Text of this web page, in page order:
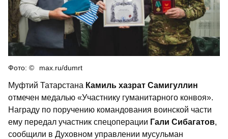
max.ru/dumrt
Муфтий Татарстана Камиль хазрат Самигуллин
отмечен медалью «Участнику гуманитарного конвоя».
Награду по поручению командования воинской части
ему передал участник спецоперации Гали Сибагатов,
сообщили в Духовном управлении мусульман